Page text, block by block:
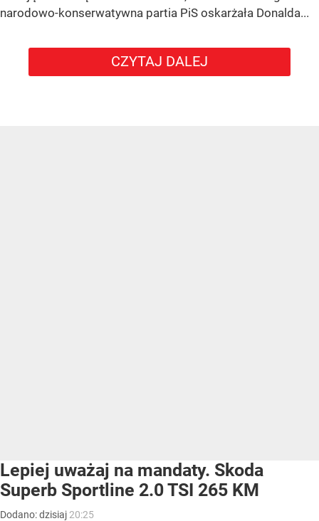
narodowo-konserwatywna partia PiS oskarżała Donalda...
CZYTAJ DALEJ
Lepiej uważaj na mandaty. Skoda
Superb Sportline 2.0 TSI 265 KM
Dodano:dzisiaj 20:25